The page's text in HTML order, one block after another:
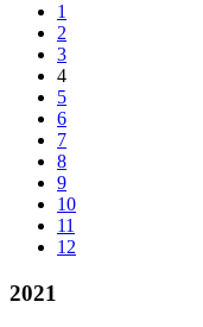
1
2
3
4
5
6
7
8
9
10
11
12
2021